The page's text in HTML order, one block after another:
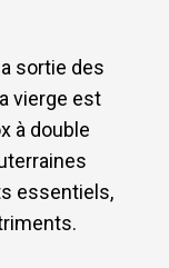
sortie des
vierge est
à double
essentiels,